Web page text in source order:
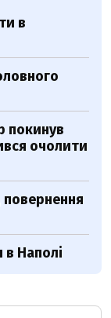
в
покинув
очолити
повернення
Наполі